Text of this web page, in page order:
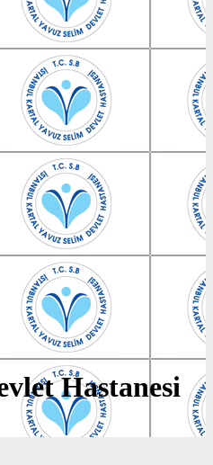
Hastanesi